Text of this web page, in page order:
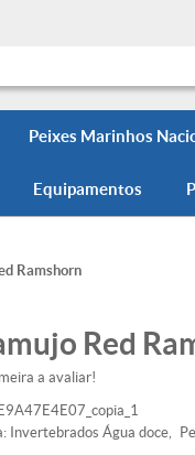
Peixes Marinhos
Equipamentos
Ramshorn
Red
a avaliar!
Invertebrados Água doce